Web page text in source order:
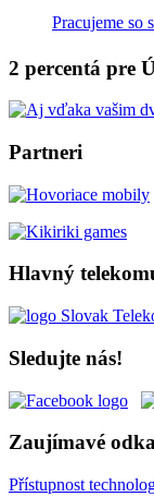
Pracujeme so
2 percentá pre
Partneri
Hlavný
Sledujte nás!
Zaujímavé
Přístupnost